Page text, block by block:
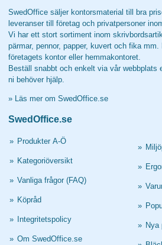
SwedOffice säljer kontorsmaterial till bra
leveranser till företag och privatpersoner
Vi har ett stort sortiment inom
pärmar, pennor, papper, kuvert och fika mm.
företagets kontor eller hemmakontoret.
Beställ snabbt och enkelt via vår webbplats
ni behöver hjälp.
» Läs mer om SwedOffice.se
SwedOffice.se
» Produkter A-Ö
» Kategoriöversikt
» Vanliga frågor (FAQ)
» Köpråd
» Integritetspolicy
» Om SwedOffice.se
»
»
»
»
» Nya